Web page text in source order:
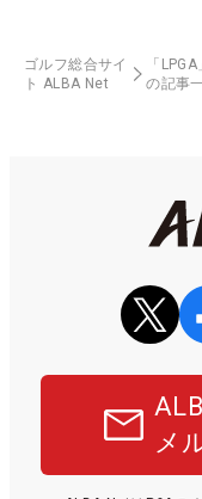
ゴルフ総合サイ
ト ALBA Net
「LPGA
の記事
メ